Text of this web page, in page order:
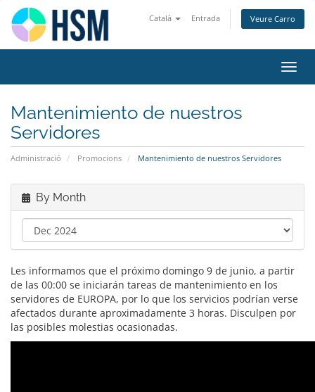
Català Entrada Veure Carro
Mantenimiento de nuestros
Servidores
Administració Promocions Mantenimiento de nuestros Servidores
By Month
Les informamos que el próximo domingo 9 de junio, a partir
de las 00:00 se iniciarán tareas de mantenimiento en los
servidores de EUROPA, por lo que los servicios podrían verse
afectados durante aproximadamente 3 horas. Disculpen por
las posibles molestias ocasionadas.